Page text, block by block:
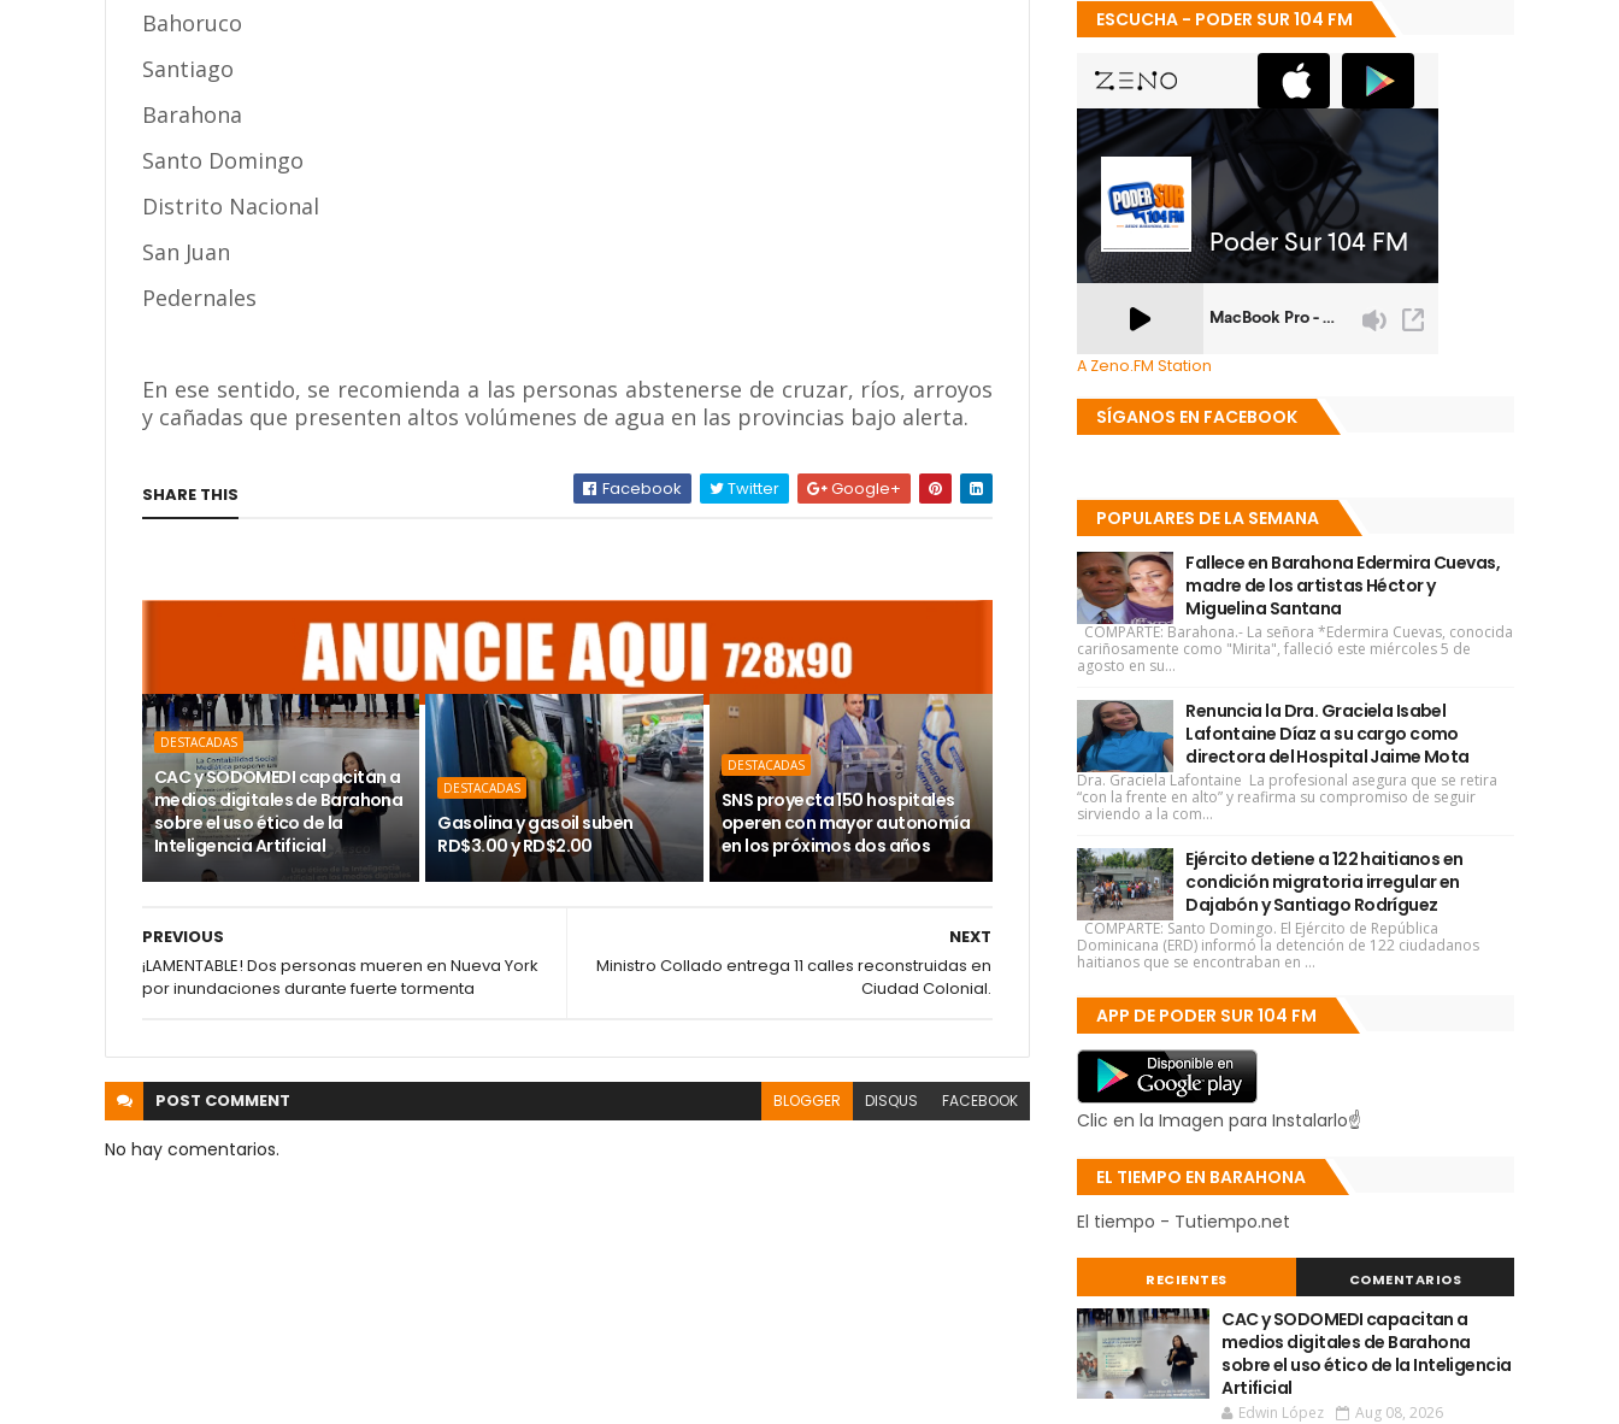
Bahoruco
Santiago
Barahona
Santo Domingo
Distrito Nacional
San Juan
Pedernales
En ese sentido, se recomienda a las personas abstenerse de cruzar, ríos, arroyos
y cañadas que presenten altos volúmenes de agua en las provincias bajo alerta.
SHARE THIS Facebook Twitter Google+
DESTACADAS
CAC y SODOMEDI capacitan a
medios digitales de Barahona
sobre el uso ético de la
Inteligencia Artificial
DESTACADAS
Gasolina y gasoil suben
RD$3.00 y RD$2.00
DESTACADAS
SNS proyecta 150 hospitales
operen con mayor autonomía
en los próximos dos años
NEXT
Ministro Collado entrega 11 calles reconstruidas en
Ciudad Colonial.
PREVIOUS
¡LAMENTABLE! Dos personas mueren en Nueva York
por inundaciones durante fuerte tormenta
POST COMMENT BLOGGER DISQUS FACEBOOK
No hay comentarios.
ESCUCHA - PODER SUR 104 FM
A Zeno.FM Station
SÍGANOS EN FACEBOOK
POPULARES DE LA SEMANA
Fallece en Barahona Edermira Cuevas,
madre de los artistas Héctor y
Miguelina Santana
COMPARTE: Barahona.- La señora *Edermira Cuevas, conocida
cariñosamente como "Mirita", falleció este miércoles 5 de
agosto en su...
Renuncia la Dra. Graciela Isabel
Lafontaine Díaz a su cargo como
directora del Hospital Jaime Mota
Dra. Graciela Lafontaine La profesional asegura que se retira
“con la frente en alto” y reafirma su compromiso de seguir
sirviendo a la com...
Ejército detiene a 122 haitianos en
condición migratoria irregular en
Dajabón y Santiago Rodríguez
COMPARTE: Santo Domingo. El Ejército de República
Dominicana (ERD) informó la detención de 122 ciudadanos
haitianos que se encontraban en ...
APP DE PODER SUR 104 FM
Clic en la Imagen para Instalarlo☝
EL TIEMPO EN BARAHONA
El tiempo - Tutiempo.net
RECIENTES COMENTARIOS
CAC y SODOMEDI capacitan a
medios digitales de Barahona
sobre el uso ético de la Inteligencia
Artificial
Edwin López Aug 08, 2026